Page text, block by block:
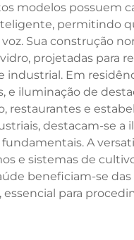
modelos possuem
permitindo
Sua construção
projetadas para
Em
e iluminação de
restaurantes e
destacam-se a
A
e sistemas de
beneficiam-se
para